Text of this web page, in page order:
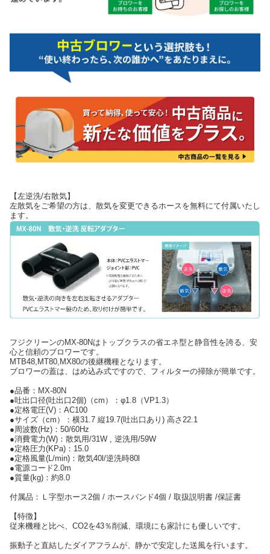
【左逆洗/右散気】
左散気をご希望の方は、散気を変更できるホースを無料にて付属いたし
ます。
フジクリーンのMX-80Nはトップクラスの省エネ型と静音性を誇る、安
心と信頼のブロワーです。
MTB48,MT80,MX80の後継機種となります。
ブロワーの蓋は、はめ込み式ですので、フィルターの掃除が簡単です。
●品番：MX-80N
●吐出口径(吐出口2個)（cm）：φ1.8（VP1.3）
●定格電圧(V)：AC100
●サイズ（cm）：横31.7 縦19.7(吐出口あり) 高さ22.1
●周波数(Hz)：50/60Hz
●消費電力(W)：散気用/31W , 逆洗用/59W
●定格圧力(KPa)：15.0
●定格風量(L/min)：散気40l/逆洗時80l
●電源コード2.0m
●質量(kg)：約8.0
付属品：Ｌ字型ホース2個 / ホースバンド4個 / 取扱説明書 /保証書
【特徴】
従来機種と比べ、CO2を43％削減、環境にも家計にも優しいです。
振動子と直結したダイアフラムが、静かで安定した送風を行います。